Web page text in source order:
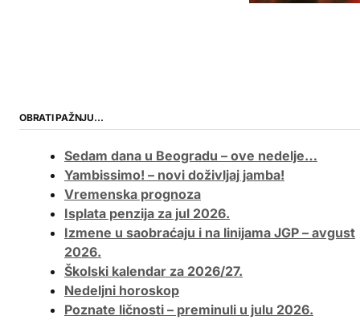
OBRATI PAŽNJU…
Sedam dana u Beogradu – ove nedelje…
Yambissimo! – novi doživljaj jamba!
Vremenska prognoza
Isplata penzija za jul 2026.
Izmene u saobraćaju i na linijama JGP – avgust
2026.
Školski kalendar za 2026/27.
Nedeljni horoskop
Poznate ličnosti – preminuli u julu 2026.